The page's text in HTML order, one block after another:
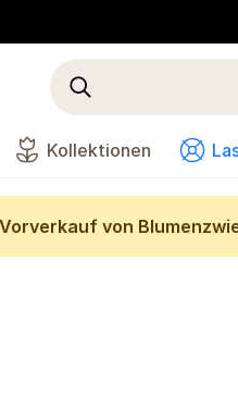
Kollektionen
von